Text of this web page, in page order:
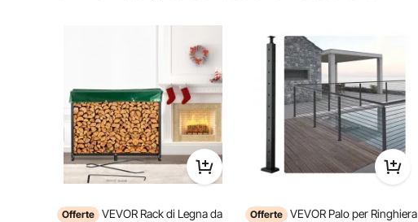
11,2 libbre/5,1 kg significa 575grammi/mq?
Rispondere a questa domanda
Si tratta del peso del prodotto finito, non del peso in grammi quadrati.
Per vevorsu Mar 27, 2025
Utile (0)
Offerte VEVOR Rack di Legna da
Offerte VEVOR Palo per Ringhiera